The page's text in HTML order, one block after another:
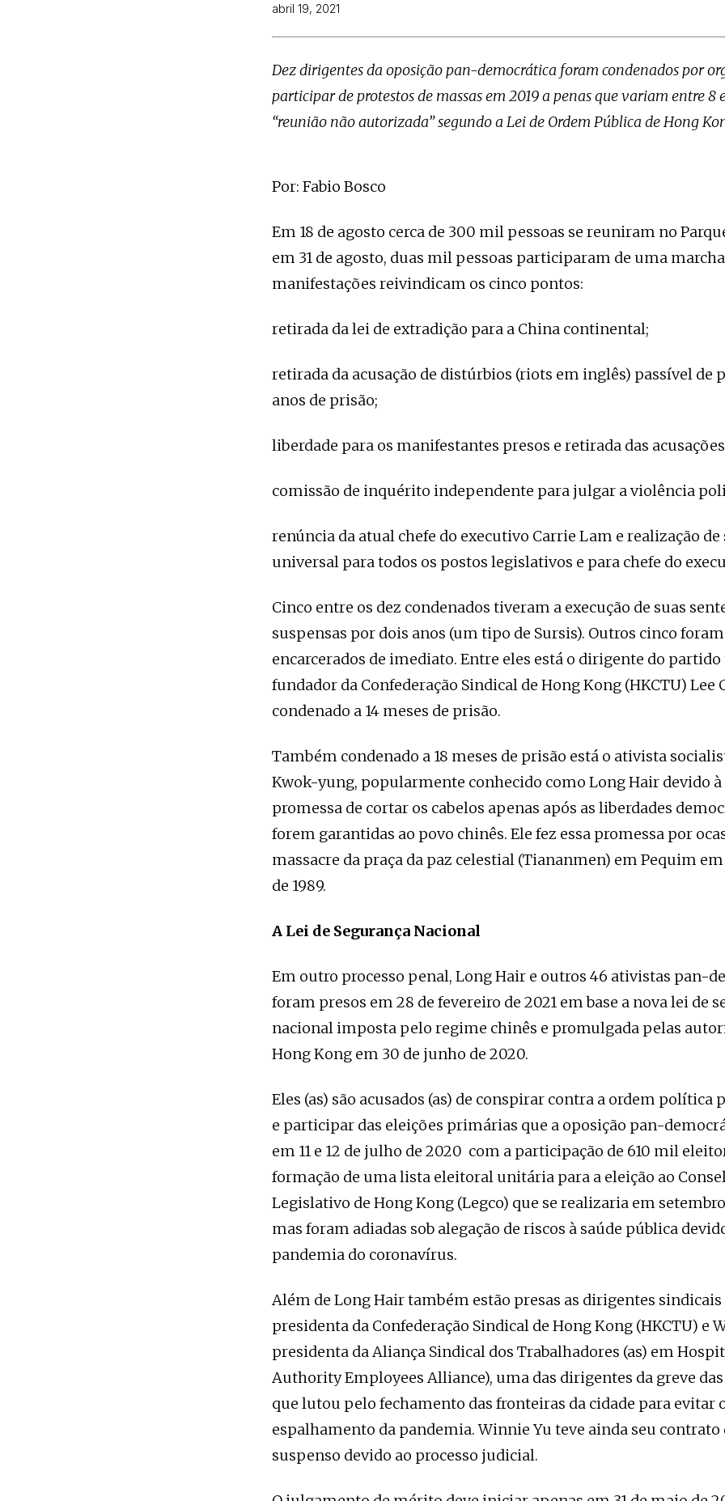
abril 19, 2021
Dez dirigentes da oposição pan-democrática foram condenados por
participar de protestos de massas em 2019 a penas que variam entre 8
“reunião não autorizada” segundo a Lei de Ordem Pública de Hong
Por: Fabio Bosco
Em 18 de agosto cerca de 300 mil pessoas se reuniram no
em 31 de agosto, duas mil pessoas participaram de uma
manifestações reivindicam os cinco pontos:
retirada da lei de extradição para a China continental;
retirada da acusação de distúrbios (riots em inglês) passível de
anos de prisão;
liberdade para os manifestantes presos e retirada das
comissão de inquérito independente para julgar a violência
renúncia da atual chefe do executivo Carrie Lam e realização
universal para todos os postos legislativos e para chefe do
Cinco entre os dez condenados tiveram a execução de suas
suspensas por dois anos (um tipo de Sursis). Outros cinco foram
encarcerados de imediato. Entre eles está o dirigente do
fundador da Confederação Sindical de Hong Kong (HKCTU) Lee
condenado a 14 meses de prisão.
Também condenado a 18 meses de prisão está o ativista
Kwok-yung, popularmente conhecido como Long Hair devido à
promessa de cortar os cabelos apenas após as liberdades
forem garantidas ao povo chinês. Ele fez essa promessa por
massacre da praça da paz celestial (Tiananmen) em Pequim
de 1989.
A Lei de Segurança Nacional
Em outro processo penal, Long Hair e outros 46 ativistas pan-
foram presos em 28 de fevereiro de 2021 em base a nova lei de
nacional imposta pelo regime chinês e promulgada pelas
Hong Kong em 30 de junho de 2020.
Eles (as) são acusados (as) de conspirar contra a ordem política
e participar das eleições primárias que a oposição pan-
em 11 e 12 de julho de 2020 com a participação de 610 mil
formação de uma lista eleitoral unitária para a eleição ao
Legislativo de Hong Kong (Legco) que se realizaria em
mas foram adiadas sob alegação de riscos à saúde pública
pandemia do coronavírus.
Além de Long Hair também estão presas as dirigentes sindicais
presidenta da Confederação Sindical de Hong Kong (HKCTU) e
presidenta da Aliança Sindical dos Trabalhadores (as) em
Authority Employees Alliance), uma das dirigentes da greve
que lutou pelo fechamento das fronteiras da cidade para evitar
espalhamento da pandemia. Winnie Yu teve ainda seu contrato
suspenso devido ao processo judicial.